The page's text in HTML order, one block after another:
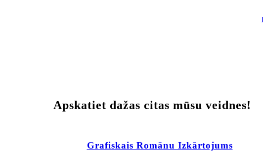
Apskatiet dažas citas mūsu veidnes!
Grafiskais Romānu Izkārtojums